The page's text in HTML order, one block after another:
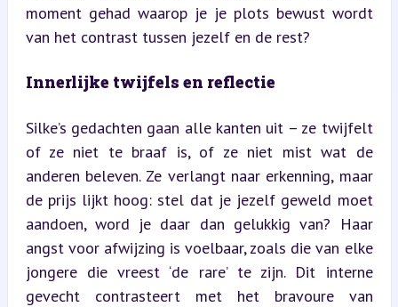
moment gehad waarop je je plots bewust wordt
van het contrast tussen jezelf en de rest?
Innerlijke twijfels en reflectie
Silke’s gedachten gaan alle kanten uit – ze twijfelt
of ze niet te braaf is, of ze niet mist wat de
anderen beleven. Ze verlangt naar erkenning, maar
de prijs lijkt hoog: stel dat je jezelf geweld moet
aandoen, word je daar dan gelukkig van? Haar
angst voor afwijzing is voelbaar, zoals die van elke
jongere die vreest ‘de rare’ te zijn. Dit interne
gevecht contrasteert met het bravoure van